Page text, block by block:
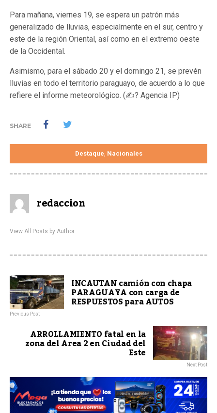
Para mañana, viernes 19, se espera un patrón más
generalizado de lluvias, especialmente en el sur, centro y
este de la región Oriental, así como en el extremo oeste
de la Occidental.
Asimismo, para el sábado 20 y el domingo 21, se prevén
lluvias en todo el territorio paraguayo, de acuerdo a lo que
refiere el informe meteorológico. (✍? Agencia IP)
SHARE
Destaque Nacionales
redaccion
View All Posts by Author
INCAUTAN camión con chapa
PARAGUAYA con carga de
RESPUESTOS para AUTOS
Previous Post
ARROLLAMIENTO fatal en la
zona del Area 2 en Ciudad del
Este
Next Post